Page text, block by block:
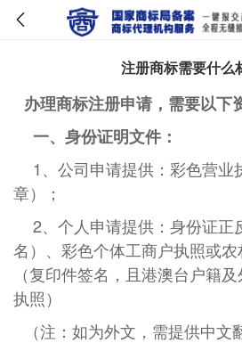
注册商标需要什么
办理商标注册申请，需要以下
一、身份证明文件：
1、公司申请提供：彩色营业
章）；
2、个人申请提供：身份证正
名）、彩色个体工商户执照或
（复印件签名，且港澳台户籍
执照）
（注：如为外文，需提供中文